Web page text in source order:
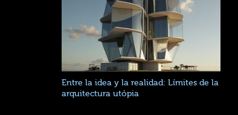
Entre la idea y la realidad: Límites de la
arquitectura utópia